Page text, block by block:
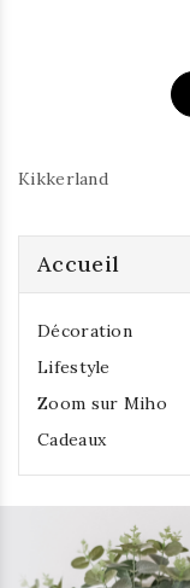
Kikkerland
Accueil
Décoration
Lifestyle
Zoom sur Miho
Cadeaux